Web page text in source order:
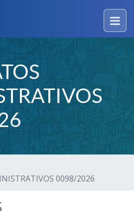
0098/2026